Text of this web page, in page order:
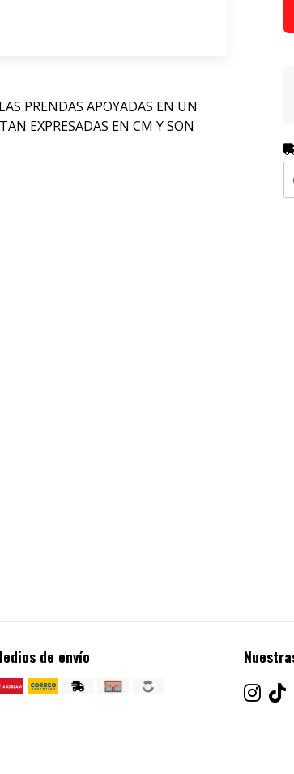
PRENDAS APOYADAS EN UN
EXPRESADAS EN CM Y SON
de envío